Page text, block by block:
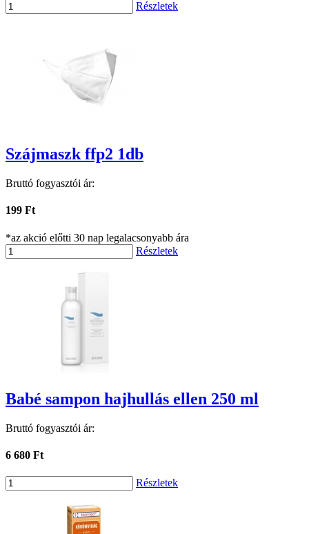
Részletek
Szájmaszk ffp2 1db
Bruttó fogyasztói ár:
199 Ft
*az akció előtti 30 nap legalacsonyabb ára
Részletek
Babé sampon hajhullás ellen 250 ml
Bruttó fogyasztói ár:
6 680 Ft
Részletek